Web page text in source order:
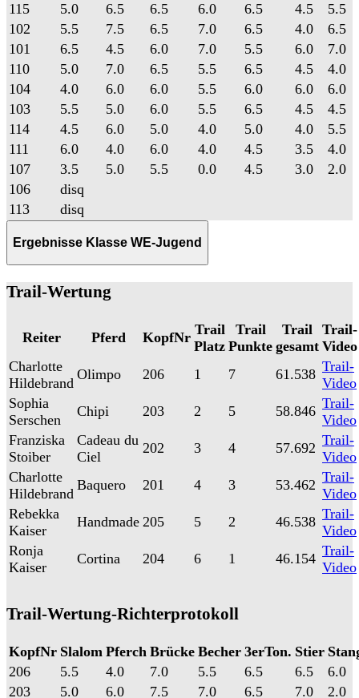
115
5.0 6.5 6.5 6.0 6.5 4.5
5.5
102
5.5 7.5 6.5 7.0 6.5 4.0
6.5
101
6.5 4.5 6.0 7.0 5.5 6.0
7.0
110
5.0 7.0 6.5 5.5 6.5 4.5
4.0
104
4.0 6.0 6.0 5.5 6.0 6.0
6.0
103
5.5 5.0 6.0 5.5 6.5 4.5
4.5
114
4.5 6.0 5.0 4.0 5.0 4.0
5.5
111
6.0 4.0 6.0 4.0 4.5 3.5
4.0
107
3.5 5.0 5.5 0.0 4.5 3.0
2.0
106
disq
113
disq
Ergebnisse Klasse WE-Jugend
Trail-Wertung
Reiter Pferd KopfNr Trail
Platz
Trail
Punkte
Trail
gesamt
Trail-
Video
Charlotte
Hildebrand
Olimpo 206 1 7 61.538 Trail-
Video
Sophia
Serschen
Chipi 203 2 5 58.846 Trail-
Video
Franziska
Stoiber
Cadeau du
Ciel
202 3 4 57.692 Trail-
Video
Charlotte
Hildebrand
Baquero 201 4 3 53.462 Trail-
Video
Rebekka
Kaiser
Handmade 205 5 2 46.538 Trail-
Video
Ronja
Kaiser
Cortina 204 6 1 46.154 Trail-
Video
Trail-Wertung-Richterprotokoll
KopfNr Slalom Pferch Brücke Becher 3erTon. Stier
206
5.5 4.0 7.0 5.5 6.5 6.5
6.0
203
5.0 6.0 7.5 7.0 6.5 7.0 2.0